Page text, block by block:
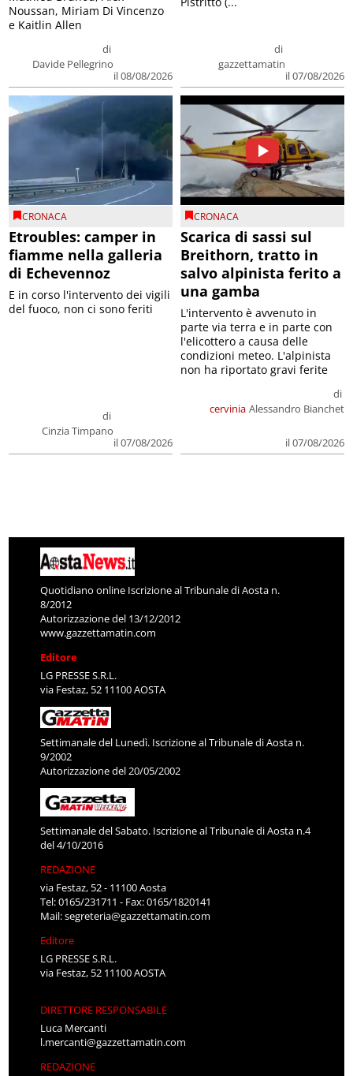
di
Davide Pellegrino
il 08/08/2026
Noussan, Miriam Di Vincenzo
e Kaitlin Allen
di
gazzettamatin
il 07/08/2026
CRONACA
Etroubles: camper in
fiamme nella galleria
di Echevennoz
di
Cinzia Timpano
il 07/08/2026
E in corso l'intervento dei vigili
del fuoco, non ci sono feriti
CRONACA
Scarica di sassi sul
Breithorn, tratto in
salvo alpinista ferito a
una gamba
cervinia
di
Alessandro Bianchet
il 07/08/2026
L'intervento è avvenuto in
parte via terra e in parte con
l'elicottero a causa delle
condizioni meteo. L'alpinista
non ha riportato gravi ferite
Quotidiano online Iscrizione al Tribunale di Aosta n.
8/2012
Autorizzazione del 13/12/2012
www.gazzettamatin.com
Editore
LG PRESSE S.R.L.
via Festaz, 52 11100 AOSTA
Settimanale del Lunedì. Iscrizione al Tribunale di Aosta n.
9/2002
Autorizzazione del 20/05/2002
Settimanale del Sabato. Iscrizione al Tribunale di Aosta n.4
del 4/10/2016
REDAZIONE
via Festaz, 52 - 11100 Aosta
Tel: 0165/231711 - Fax: 0165/1820141
Mail:segreteria@gazzettamatin.com
Editore
LG PRESSE S.R.L.
via Festaz, 52 11100 AOSTA
DIRETTORE RESPONSABILE
Luca Mercanti
l.mercanti@gazzettamatin.com
REDAZIONE